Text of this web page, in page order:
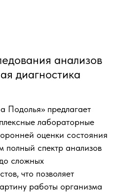
анализов
диагностика
Подолья» предлагает
лабораторные
оценки состояния
полный спектр анализов
сложных
что позволяет
работы организма